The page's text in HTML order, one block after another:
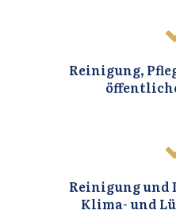
Reinigung,
Reinigung und
Klima- und